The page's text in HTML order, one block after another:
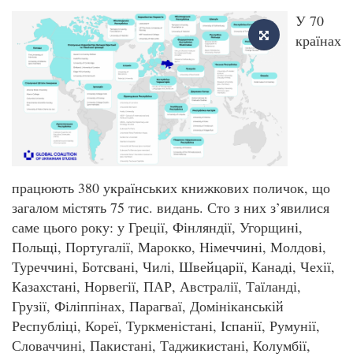
У 70
країнах
працюють 380 українських книжкових поличок, що
загалом містять 75 тис. видань. Сто з них з’явилися
саме цього року: у Греції, Фінляндії, Угорщині,
Польщі, Португалії, Марокко, Німеччині, Молдові,
Туреччині, Ботсвані, Чилі, Швейцарії, Канаді, Чехії,
Казахстані, Норвегії, ПАР, Австралії, Таїланді,
Грузії, Філіппінах, Парагваї, Домініканській
Республіці, Кореї, Туркменістані, Іспанії, Румунії,
Словаччині, Пакистані, Таджикистані, Колумбії,